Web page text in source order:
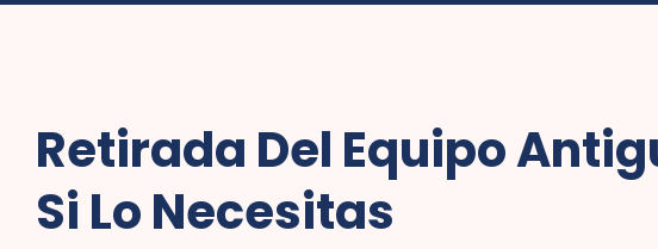
Retirada Del Equipo
Si Lo Necesitas